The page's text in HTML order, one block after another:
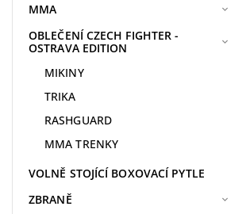
MMA
OBLEČENÍ CZECH FIGHTER -
OSTRAVA EDITION
MIKINY
TRIKA
RASHGUARD
MMA TRENKY
VOLNĚ STOJÍCÍ BOXOVACÍ PYTLE
ZBRANĚ